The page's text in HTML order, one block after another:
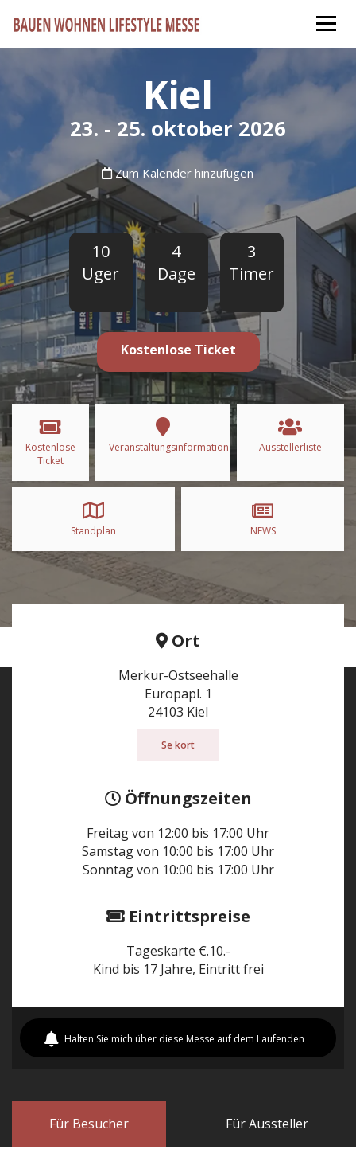
Kiel
23. - 25. oktober 2026
Zum Kalender hinzufügen
10
Uger
4
Dage
3
Timer
Kostenlose Ticket
Kostenlose
Ticket
Veranstaltungsinformation Ausstellerliste
Standplan NEWS
Ort
Merkur-Ostseehalle
Europapl. 1
24103 Kiel
Se kort
Öffnungszeiten
Freitag von 12:00 bis 17:00 Uhr
Samstag von 10:00 bis 17:00 Uhr
Sonntag von 10:00 bis 17:00 Uhr
Eintrittspreise
Tageskarte €.10.-
Kind bis 17 Jahre, Eintritt frei
Halten Sie mich über diese Messe auf dem Laufenden
Für Besucher Für Aussteller